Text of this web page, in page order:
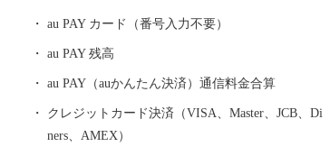
化的な発展が目覚ましく、平成２９年１０月には山形
本で初めて、ユネスコ創造都市ネットワーク映画部門
への加盟が認められました。また地方都市としては珍
しく、プロ・オーケストラである山形交響楽団が活動
au PAY カード（番号入力不要）
au PAY 残高
au PAY（auかんたん決済）通信料金合算
クレジットカード決済（VISA、Master、JCB、Di
ners、AMEX）